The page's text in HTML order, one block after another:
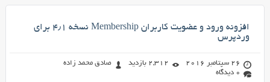
افزونه ورود و عضویت کاربران Membership نسخه ۴٫۱ برای
وردپرس
26 سپتامبر 2016 2,312 بازدید
صادق محمد زاده
0 دیدگاه